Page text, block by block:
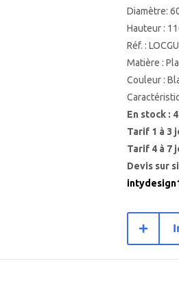
Diamètre:
Hauteur :
Réf. :
Matière :
Couleur :
En stock :
Tarif 1 à 3
Tarif 4 à 7
Devis sur